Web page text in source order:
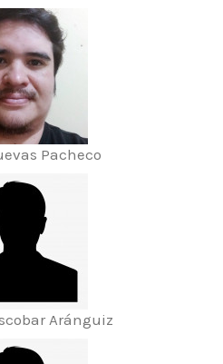
Pacheco
Aránguiz